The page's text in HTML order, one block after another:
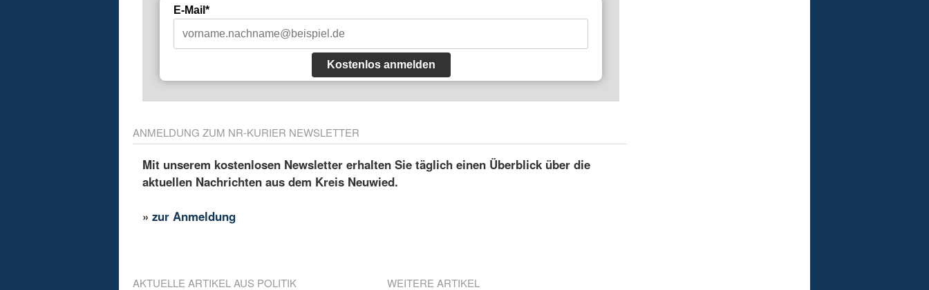
E-Mail*
Kostenlos anmelden
ANMELDUNG ZUM NR-KURIER NEWSLETTER
Mit unserem kostenlosen Newsletter erhalten Sie täglich einen Überblick über die
aktuellen Nachrichten aus dem Kreis Neuwied.
»zur Anmeldung
AKTUELLE ARTIKEL AUS POLITIK WEITERE ARTIKEL